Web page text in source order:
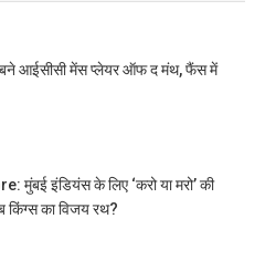
बने आईसीसी मेंस प्लेयर ऑफ द मंथ, फैंस में
इंडियंस के लिए ‘करो या मरो’ की
किंग्स का विजय रथ?